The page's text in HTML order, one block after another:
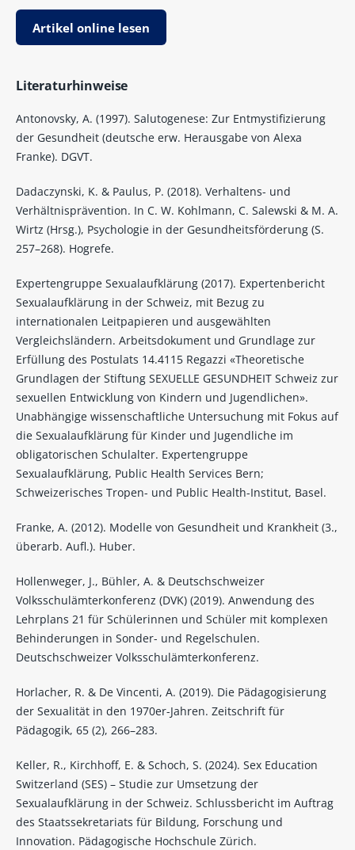
Artikel online lesen
Literaturhinweise
Antonovsky, A. (1997). Salutogenese: Zur Entmystifizierung
der Gesundheit (deutsche erw. Herausgabe von Alexa
Franke). DGVT.
Dadaczynski, K. & Paulus, P. (2018). Verhaltens- und
Verhältnisprävention. In C. W. Kohlmann, C. Salewski & M. A.
Wirtz (Hrsg.), Psychologie in der Gesundheitsförderung (S.
257–268). Hogrefe.
Expertengruppe Sexualaufklärung (2017). Expertenbericht
Sexualaufklärung in der Schweiz, mit Bezug zu
internationalen Leitpapieren und ausgewählten
Vergleichsländern. Arbeitsdokument und Grundlage zur
Erfüllung des Postulats 14.4115 Regazzi «Theoretische
Grundlagen der Stiftung SEXUELLE GESUNDHEIT Schweiz zur
sexuellen Entwicklung von Kindern und Jugendlichen».
Unabhängige wissenschaftliche Untersuchung mit Fokus auf
die Sexualaufklärung für Kinder und Jugendliche im
obligatorischen Schulalter. Expertengruppe
Sexualaufklärung, Public Health Services Bern;
Schweizerisches Tropen- und Public Health-Institut, Basel.
Franke, A. (2012). Modelle von Gesundheit und Krankheit (3.,
überarb. Aufl.). Huber.
Hollenweger, J., Bühler, A. & Deutschschweizer
Volksschulämterkonferenz (DVK) (2019). Anwendung des
Lehrplans 21 für Schülerinnen und Schüler mit komplexen
Behinderungen in Sonder- und Regelschulen.
Deutschschweizer Volksschulämterkonferenz.
Horlacher, R. & De Vincenti, A. (2019). Die Pädagogisierung
der Sexualität in den 1970er-Jahren. Zeitschrift für
Pädagogik, 65 (2), 266–283.
Keller, R., Kirchhoff, E. & Schoch, S. (2024). Sex Education
Switzerland (SES) – Studie zur Umsetzung der
Sexualaufklärung in der Schweiz. Schlussbericht im Auftrag
des Staatssekretariats für Bildung, Forschung und
Innovation. Pädagogische Hochschule Zürich.